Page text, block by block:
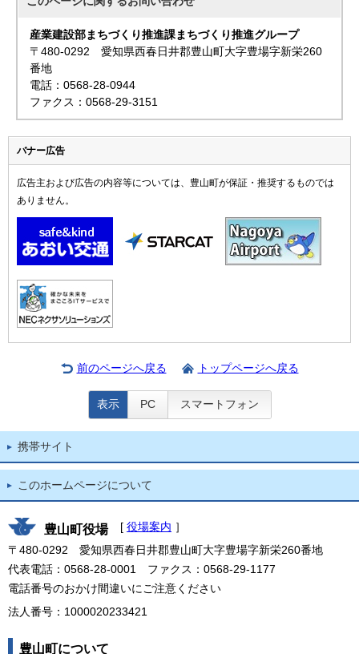
産業建設部まちづくり推進課まちづくり推進グループ
〒480-0292 愛知県西春日井郡豊山町大字豊場字新栄260
番地
電話：0568-28-0944
ファクス：0568-29-3151
バナー広告
広告主および広告の内容等については、豊山町が保証・推奨するものでは
ありません。
前のページへ戻る トップページへ戻る
表示 PC スマートフォン
携帯サイト
このホームページについて
豊山町役場 [ 役場案内 ］
〒480-0292 愛知県西春日井郡豊山町大字豊場字新栄260番地
代表電話：0568-28-0001 ファクス：0568-29-1177
電話番号のおかけ間違いにご注意ください
法人番号：1000020233421
豊山町について